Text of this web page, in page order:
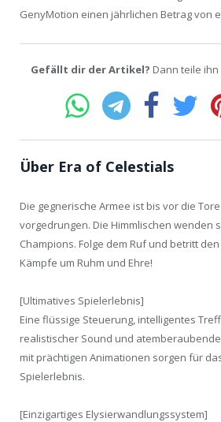
GenyMotion einen jährlichen Betrag von
Gefällt dir der Artikel? Dann teile
Über Era of Celestials
Die gegnerische Armee ist bis vor die
vorgedrungen. Die Himmlischen wenden
Champions. Folge dem Ruf und betritt
Kämpfe um Ruhm und Ehre!
[Ultimatives Spielerlebnis]
Eine flüssige Steuerung, intelligentes
realistischer Sound und
mit prächtigen Animationen sorgen für
Spielerlebnis.
[Einzigartiges Elysierwandlungssystem]